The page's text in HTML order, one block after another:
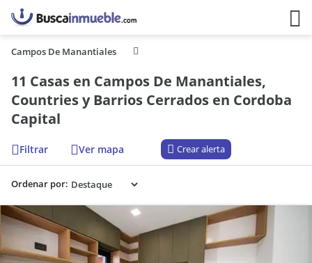
Campos De Manantiales
11 Casas en Campos De Manantiales,
Countries y Barrios Cerrados en Cordoba
Capital
Filtrar Ver mapa Crear alerta
Ordenar por: